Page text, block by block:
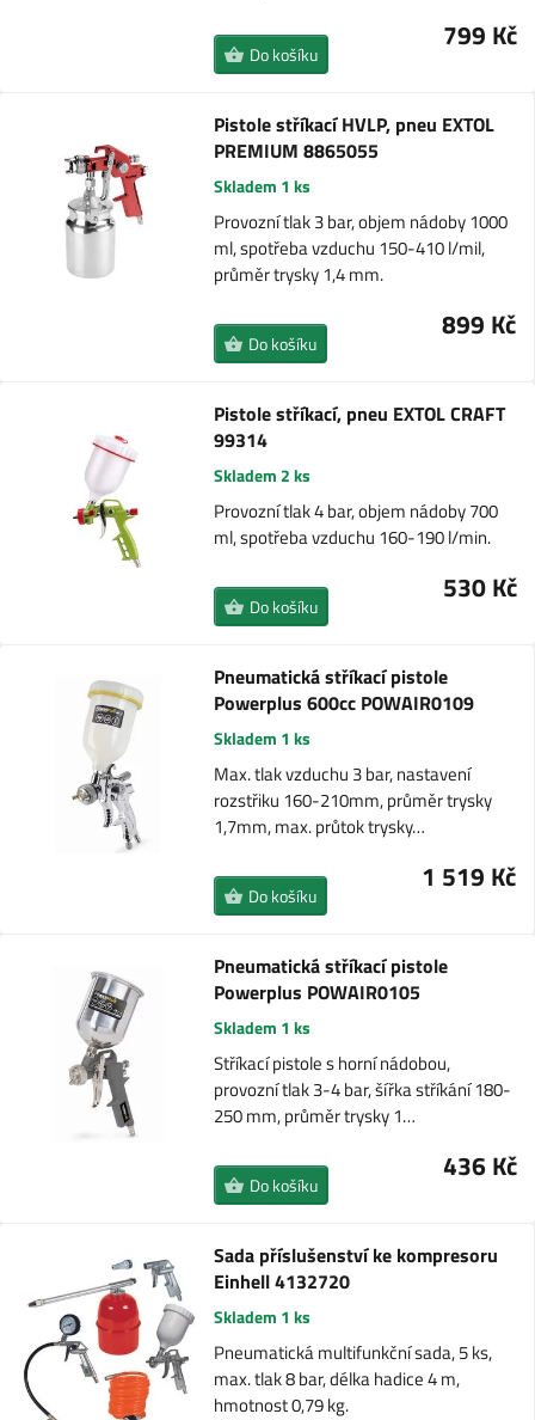
799 Kč
Do košíku
Pistole stříkací HVLP, pneu EXTOL
PREMIUM 8865055
Skladem 1 ks
Provozní tlak 3 bar, objem nádoby 1000
ml, spotřeba vzduchu 150-410 l/mil,
průměr trysky 1,4 mm.
899 Kč
Do košíku
Pistole stříkací, pneu EXTOL CRAFT
99314
Skladem 2 ks
Provozní tlak 4 bar, objem nádoby 700
ml, spotřeba vzduchu 160-190 l/min.
530 Kč
Do košíku
Pneumatická stříkací pistole
Powerplus 600cc POWAIR0109
Skladem 1 ks
Max. tlak vzduchu 3 bar, nastavení
rozstřiku 160-210mm, průměr trysky
1,7mm, max. průtok trysky…
1 519 Kč
Do košíku
Pneumatická stříkací pistole
Powerplus POWAIR0105
Skladem 1 ks
Stříkací pistole s horní nádobou,
provozní tlak 3-4 bar, šířka stříkání 180-
250 mm, průměr trysky 1…
436 Kč
Do košíku
Sada příslušenství ke kompresoru
Einhell 4132720
Skladem 1 ks
Pneumatická multifunkční sada, 5 ks,
max. tlak 8 bar, délka hadice 4 m,
hmotnost 0,79 kg.